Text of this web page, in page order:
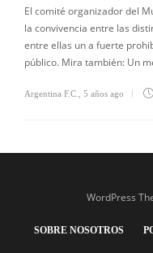
El comité organizador del
la convivencia entre las
entre ellas un a fuerte
público. Mira también: Un
Argentina F.C. 5 años ago
WordPress
SOBRE NOSOTROS